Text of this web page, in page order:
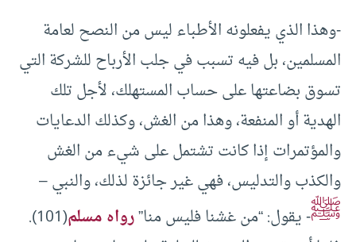
-وهذا الذي يفعلونه الأطباء ليس من النصح لعامة
المسلمين، بل فيه تسبب في جلب الأرباح للشركة التي
تسوق بضاعتها على حساب المستهلك، لأجل تلك
الهدية أو المنفعة، وهذا من الغش، وكذلك الدعايات
والمؤتمرات إذا كانت تشتمل على شيء من الغش
والكذب والتدليس، فهي غير جائزة لذلك، والنبي –
ﷺ- يقول: “من غشنا فليس منا”رواه مسلم(101).